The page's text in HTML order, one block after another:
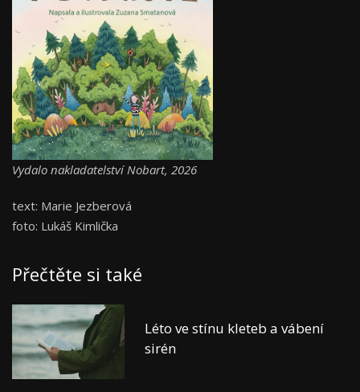
Vydalo nakladatelství Nobart, 2026
text: Marie Jezberová
foto: Lukáš Kimlička
Přečtěte si také
Léto ve stínu kleteb a vábení
sirén